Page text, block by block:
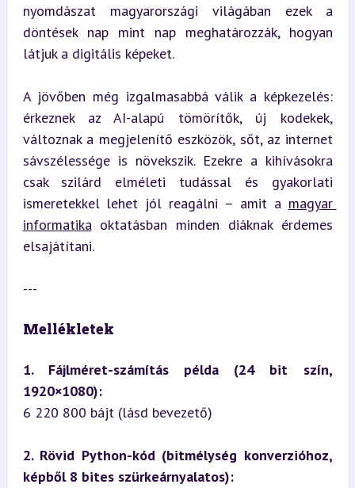
nyomdászat magyarországi világában ezek a
döntések nap mint nap meghatározzák, hogyan
látjuk a digitális képeket.
A jövőben még izgalmasabbá válik a képkezelés:
érkeznek az AI-alapú tömörítők, új kodekek,
változnak a megjelenítő eszközök, sőt, az internet
sávszélessége is növekszik. Ezekre a kihívásokra
csak szilárd elméleti tudással és gyakorlati
ismeretekkel lehet jól reagálni – amit a magyar
informatika oktatásban minden diáknak érdemes
elsajátítani.
---
Mellékletek
1. Fájlméret-számítás példa (24 bit szín,
1920×1080):
6 220 800 bájt (lásd bevezető)
2. Rövid Python-kód (bitmélység konverzióhoz,
képből 8 bites szürkeárnyalatos):